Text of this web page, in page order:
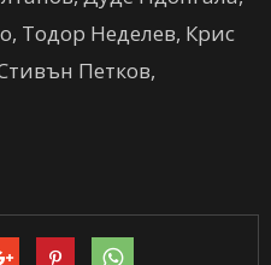
Тодор Неделев, Крис
Петков,